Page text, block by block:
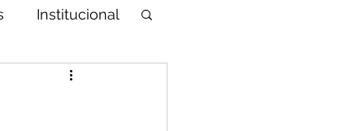
Institucional